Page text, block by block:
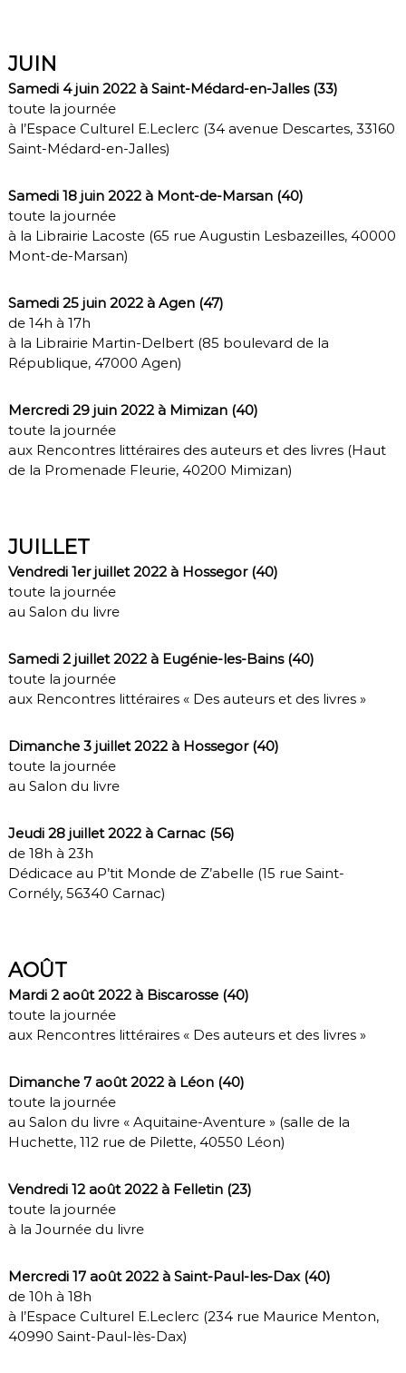
JUIN
Samedi 4 juin 2022 à Saint-Médard-en-Jalles (33)
toute la journée
à l’Espace Culturel E.Leclerc (34 avenue Descartes, 33160
Saint-Médard-en-Jalles)
Samedi 18 juin 2022 à Mont-de-Marsan (40)
toute la journée
à la Librairie Lacoste (65 rue Augustin Lesbazeilles, 40000
Mont-de-Marsan)
Samedi 25 juin 2022 à Agen (47)
de 14h à 17h
à la Librairie Martin-Delbert (85 boulevard de la
République, 47000 Agen)
Mercredi 29 juin 2022 à Mimizan (40)
toute la journée
aux Rencontres littéraires des auteurs et des livres (Haut
de la Promenade Fleurie, 40200 Mimizan)
JUILLET
Vendredi 1er juillet 2022 à Hossegor (40)
toute la journée
au Salon du livre
Samedi 2 juillet 2022 à Eugénie-les-Bains (40)
toute la journée
aux Rencontres littéraires « Des auteurs et des livres »
Dimanche 3 juillet 2022 à Hossegor (40)
toute la journée
au Salon du livre
Jeudi 28 juillet 2022 à Carnac (56)
de 18h à 23h
Dédicace au P’tit Monde de Z’abelle (15 rue Saint-
Cornély, 56340 Carnac)
AOÛT
Mardi 2 août 2022 à Biscarosse (40)
toute la journée
aux Rencontres littéraires « Des auteurs et des livres »
Dimanche 7 août 2022 à Léon (40)
toute la journée
au Salon du livre « Aquitaine-Aventure » (salle de la
Huchette, 112 rue de Pilette, 40550 Léon)
Vendredi 12 août 2022 à Felletin (23)
toute la journée
à la Journée du livre
Mercredi 17 août 2022 à Saint-Paul-les-Dax (40)
de 10h à 18h
à l’Espace Culturel E.Leclerc (234 rue Maurice Menton,
40990 Saint-Paul-lès-Dax)